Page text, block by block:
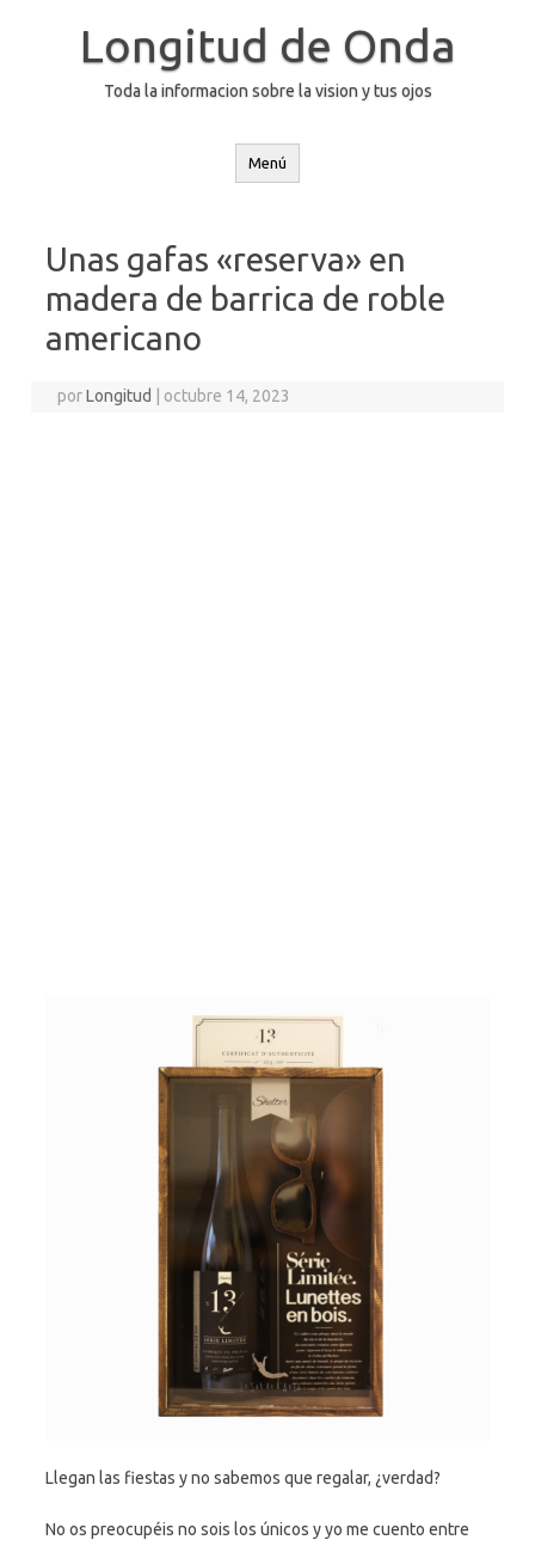
Longitud de Onda
Toda la informacion sobre la vision y tus ojos
Menú
Unas gafas «reserva» en
madera de barrica de roble
americano
porLongitud octubre 14, 2023
Llegan las fiestas y no sabemos que regalar, ¿verdad?
No os preocupéis no sois los únicos y yo me cuento entre